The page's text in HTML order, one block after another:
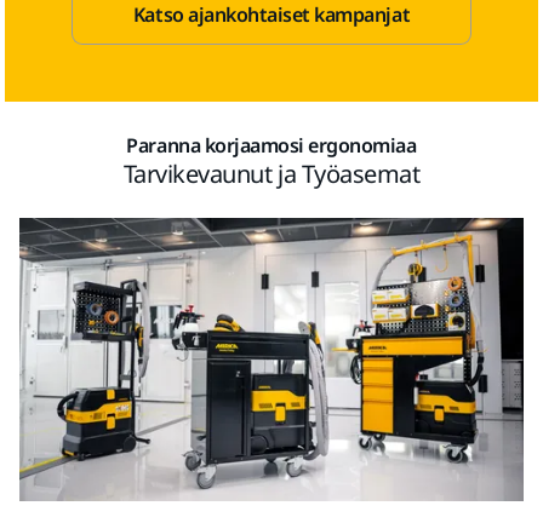
Katso ajankohtaiset kampanjat
Paranna korjaamosi ergonomiaa
Tarvikevaunut ja Työasemat